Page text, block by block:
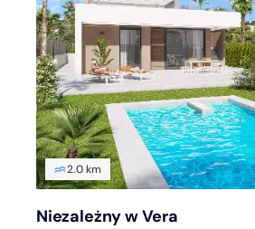
2.0 km
Niezależny w Vera